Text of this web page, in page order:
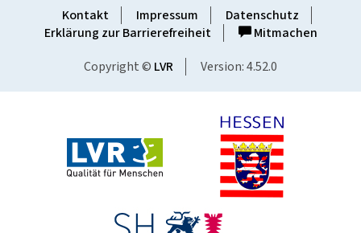
Kontakt Impressum
Datenschutz
Erklärung zur Barrierefreiheit
Mitmachen
Copyright © LVR Version: 4.52.0